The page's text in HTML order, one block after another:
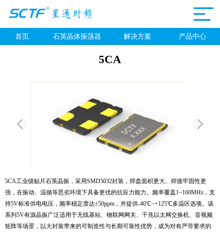
首页 石英晶体振荡器 解决方案 产品中心
5CA
5CA工业级贴片石英晶振，采用SMD5032封装，焊盘面积更大、焊接牢固性更
强，在振动、温循等恶劣环境下具备更优的抗应力能力。频率覆盖1~160MHz，支
持5V标准供电电压，频率稳定度达±50ppm，并提供-40℃~+125℃多温区选项。该
系列5V有源晶振广泛适用于无线基站、物联网网关、千兆以太网交换机、音视频
矩阵等场景，以大封装带来的可制造性与长期可靠性优势，成为对有严苛要求的